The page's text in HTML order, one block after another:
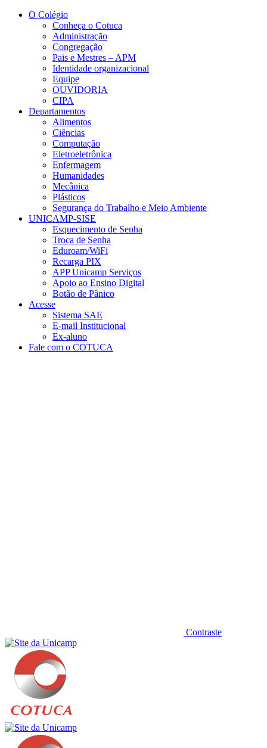
Conteúdo principal
O Colégio
Conheça o Cotuca
Administração
Congregação
Pais e Mestres – APM
Identidade organizacional
Equipe
OUVIDORIA
CIPA
Departamentos
Alimentos
Ciências
Computação
Eletroeletrônica
Enfermagem
Humanidades
Mecânica
Plásticos
Segurança do Trabalho e Meio Ambiente
UNICAMP-SISE
Esquecimento de Senha
Troca de Senha
Eduroam/WiFi
Recarga PIX
APP Unicamp Serviços
Apoio ao Ensino Digital
Botão de Pânico
Acesse
Sistema SAE
E-mail Institucional
Ex-aluno
Fale com o COTUCA
Contraste